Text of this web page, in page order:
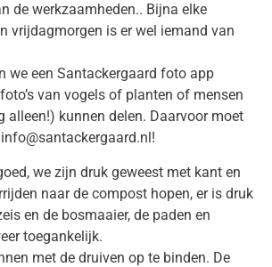
de werkzaamheden.. Bijna elke
vrijdagmorgen is er wel iemand van
we een Santackergaard foto app
van vogels of planten of mensen
alleen!) kunnen delen. Daarvoor moet
we zijn druk geweest met kant en
naar de compost hopen, er is druk
en de bosmaaier, de paden en
toegankelijk.
met de druiven op te binden. De